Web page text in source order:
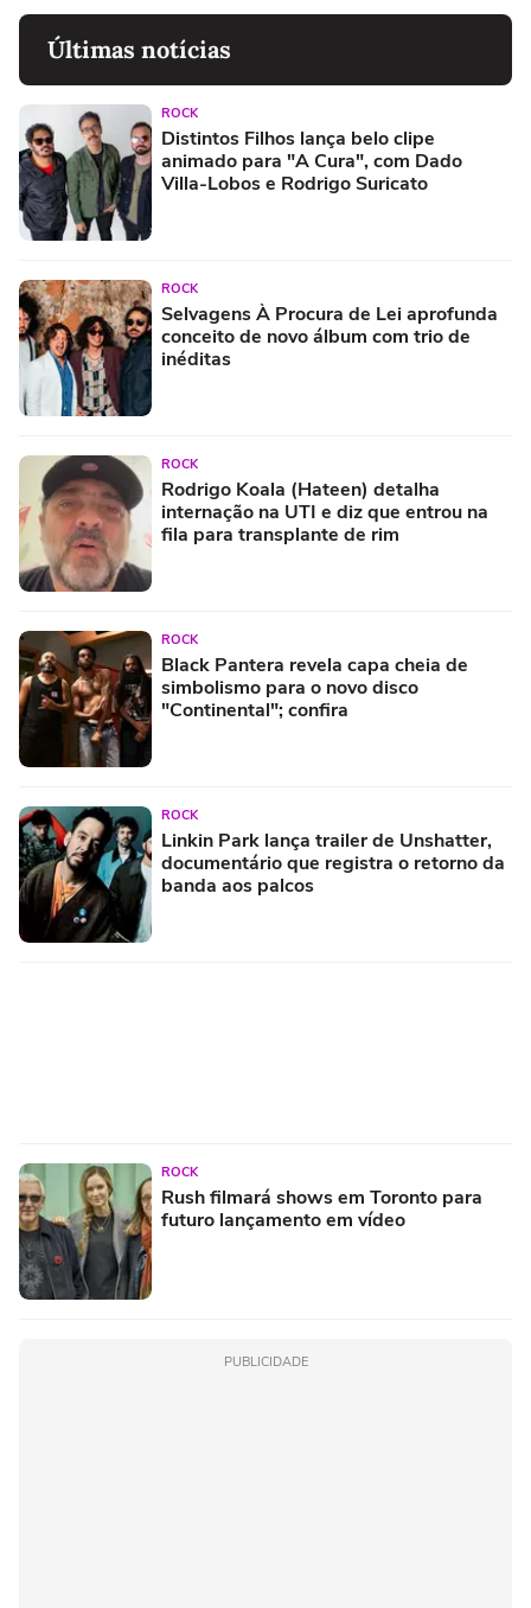
Últimas notícias
ROCK
Distintos Filhos lança belo clipe
animado para "A Cura", com Dado
Villa-Lobos e Rodrigo Suricato
ROCK
Selvagens À Procura de Lei aprofunda
conceito de novo álbum com trio de
inéditas
ROCK
Rodrigo Koala (Hateen) detalha
internação na UTI e diz que entrou na
fila para transplante de rim
ROCK
Black Pantera revela capa cheia de
simbolismo para o novo disco
"Continental"; confira
ROCK
Linkin Park lança trailer de Unshatter,
documentário que registra o retorno da
banda aos palcos
ROCK
Rush filmará shows em Toronto para
futuro lançamento em vídeo
PUBLICIDADE